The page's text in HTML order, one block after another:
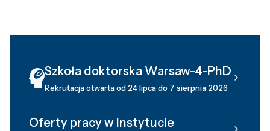
Szkoła doktorska Warsaw-4-PhD
Rekrutacja otwarta od 24 lipca do 7 sierpnia 2026
Oferty pracy w Instytucie